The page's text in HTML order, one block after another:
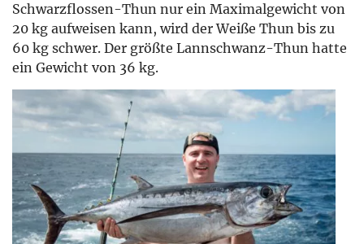
Schwarzflossen-Thun nur ein Maximalgewicht von
20 kg aufweisen kann, wird der Weiße Thun bis zu
60 kg schwer. Der größte Lannschwanz-Thun hatte
ein Gewicht von 36 kg.